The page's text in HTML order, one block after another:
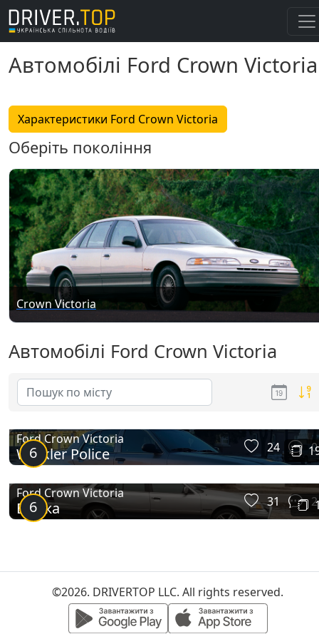
Автомобілі Ford Crown Victoria
Характеристики Ford Crown Victoria
Оберіть покоління
Crown Victoria
Автомобілі Ford Crown Victoria
6
Ford Crown Victoria
Winkler Police 24 0
6
Ford Crown Victoria
Баржа 31 2
©2026. DRIVERTOP LLC. All rights reserved.